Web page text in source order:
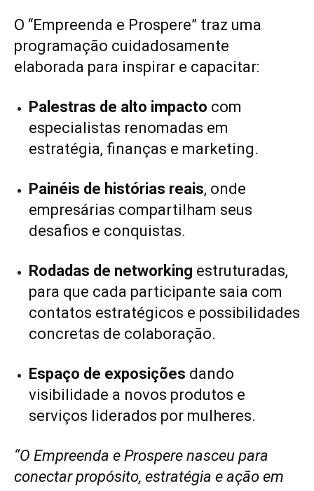
O “Empreenda e Prospere” traz uma
programação cuidadosamente
elaborada para inspirar e capacitar:
Palestras de alto impacto com
especialistas renomadas em
estratégia, finanças e marketing.
Painéis de histórias reais, onde
empresárias compartilham seus
desafios e conquistas.
Rodadas de networking estruturadas,
para que cada participante saia com
contatos estratégicos e possibilidades
concretas de colaboração.
Espaço de exposições dando
visibilidade a novos produtos e
serviços liderados por mulheres.
“O Empreenda e Prospere nasceu para
conectar propósito, estratégia e ação em